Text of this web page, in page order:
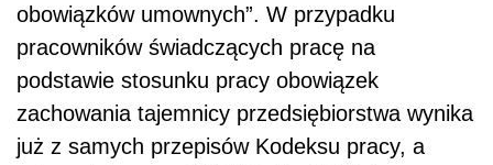
obowiązków umownych”. W przypadku
pracowników świadczących pracę na
podstawie stosunku pracy obowiązek
zachowania tajemnicy przedsiębiorstwa wynika
już z samych przepisów Kodeksu pracy, a